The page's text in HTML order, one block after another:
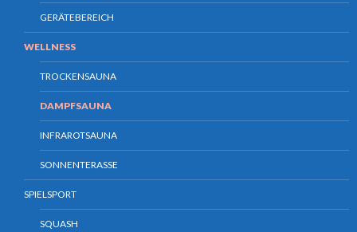
GERÄTEBEREICH
WELLNESS
TROCKENSAUNA
DAMPFSAUNA
INFRAROTSAUNA
SONNENTERASSE
SPIELSPORT
SQUASH